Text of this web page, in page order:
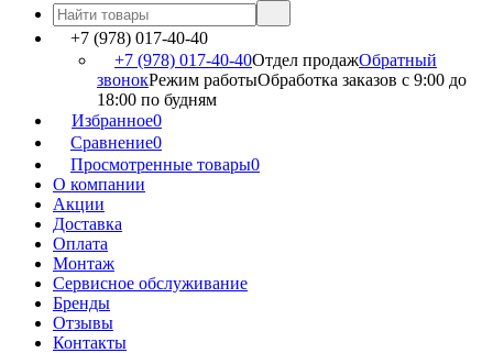
+7 (978) 017-40-40
+7 (978) 017-40-40Отдел продажОбратный
звонокРежим работыОбработка заказов с 9:00 до
18:00 по будням
Избранное0
Сравнение0
Просмотренные товары0
О компании
Акции
Доставка
Оплата
Монтаж
Сервисное обслуживание
Бренды
Отзывы
Контакты